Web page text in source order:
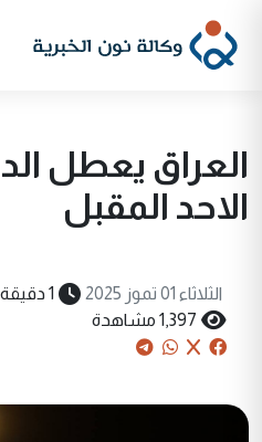
العراق يعطل
الاحد المقبل
الثلاثاء 01 تموز 2025 1 دقيقة قراءة
1,397 مشاهدة